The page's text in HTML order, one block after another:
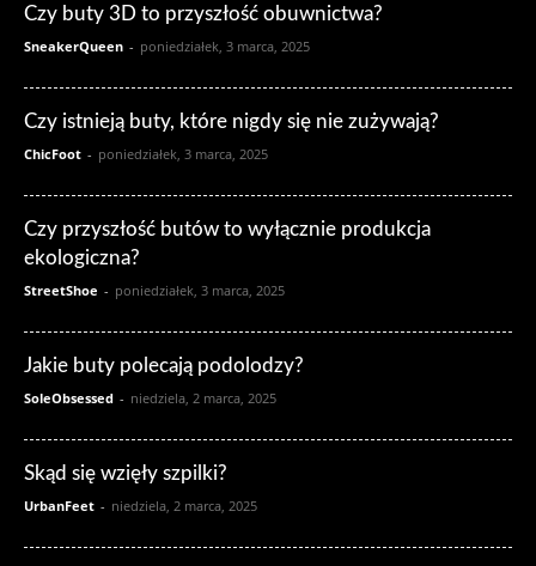
Czy buty 3D to przyszłość obuwnictwa?
SneakerQueen - poniedziałek, 3 marca, 2025
Czy istnieją buty, które nigdy się nie zużywają?
ChicFoot - poniedziałek, 3 marca, 2025
Czy przyszłość butów to wyłącznie produkcja
ekologiczna?
StreetShoe - poniedziałek, 3 marca, 2025
Jakie buty polecają podolodzy?
SoleObsessed - niedziela, 2 marca, 2025
Skąd się wzięły szpilki?
UrbanFeet - niedziela, 2 marca, 2025